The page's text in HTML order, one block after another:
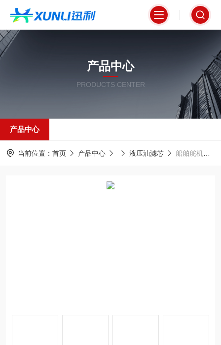
产品中心
PRODUCTS CENTER
产品中心
当前位置： 首页 产品中心 液压油滤芯 船舶舵机液压系统专用油滤芯0850R005BN4HCV